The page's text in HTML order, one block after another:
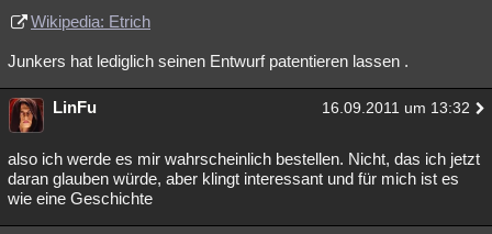
Wikipedia: Etrich
Junkers hat lediglich seinen Entwurf patentieren lassen .
LinFu 16.09.2011 um 13:32
also ich werde es mir wahrscheinlich bestellen. Nicht, das ich jetzt
daran glauben würde, aber klingt interessant und für mich ist es
wie eine Geschichte